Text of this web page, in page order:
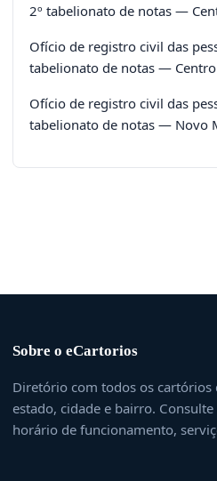
2º tabelionato de notas —
Ofício de registro civil das
tabelionato de notas — Centro
Ofício de registro civil das
tabelionato de notas — Novo
Sobre o eCartorios
Diretório com todos os
estado, cidade e bairro.
horário de funcionamento,